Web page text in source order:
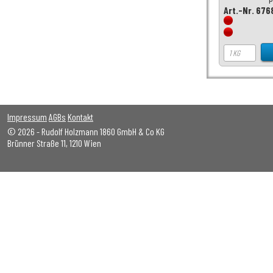
Art.-Nr.
Impressum AGBs Kontakt
© 2026 - Rudolf Holzmann 1860 GmbH & Co KG
Brünner Straße 11, 1210 Wien